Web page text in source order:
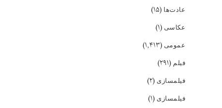
عادت‌ها (۱۵)
عکاسی (۱)
عمومی (۱,۴۱۳)
فیلم (۲۹۱)
فیلمسازی (۲)
فیلمسازی (۱)